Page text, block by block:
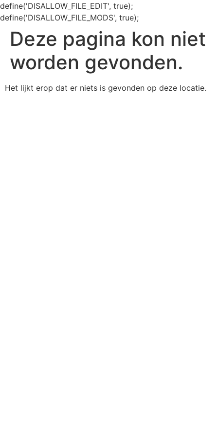
define('DISALLOW_FILE_EDIT', true);
define('DISALLOW_FILE_MODS', true);
Deze pagina kon niet
worden gevonden.
Het lijkt erop dat er niets is gevonden op deze locatie.